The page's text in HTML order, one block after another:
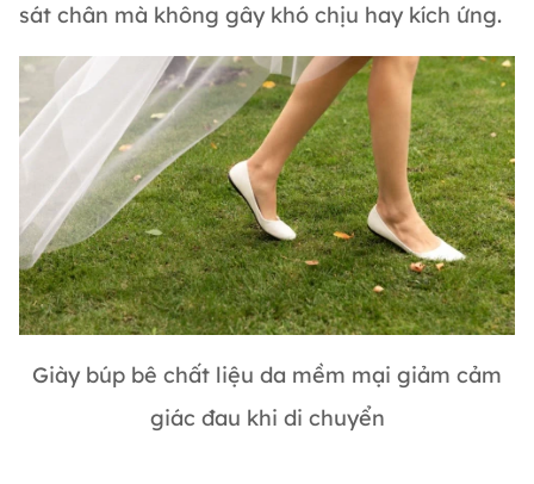
sát chân mà không gây khó chịu hay kích ứng.
Giày búp bê chất liệu da mềm mại giảm cảm
giác đau khi di chuyển